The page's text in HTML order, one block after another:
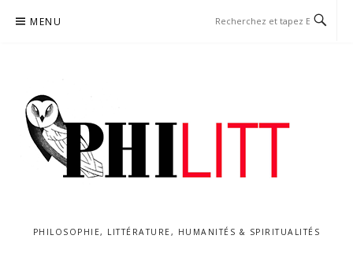
MENU
PHILOSOPHIE, LITTÉRATURE, HUMANITÉS & SPIRITUALITÉS